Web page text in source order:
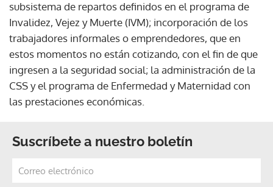
subsistema de repartos definidos en el programa de
Invalidez, Vejez y Muerte (IVM); incorporación de los
trabajadores informales o emprendedores, que en
estos momentos no están cotizando, con el fin de que
ingresen a la seguridad social; la administración de la
CSS y el programa de Enfermedad y Maternidad con
las prestaciones económicas.
Suscríbete a nuestro boletín